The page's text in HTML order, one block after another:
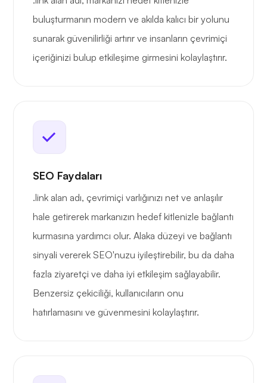
buluşturmanın modern ve akılda kalıcı bir yolunu
sunarak güvenilirliği artırır ve insanların çevrimiçi
içeriğinizi bulup etkileşime girmesini kolaylaştırır.
SEO Faydaları
.link alan adı, çevrimiçi varlığınızı net ve anlaşılır
hale getirerek markanızın hedef kitlenizle bağlantı
kurmasına yardımcı olur. Alaka düzeyi ve bağlantı
sinyali vererek SEO'nuzu iyileştirebilir, bu da daha
fazla ziyaretçi ve daha iyi etkileşim sağlayabilir.
Benzersiz çekiciliği, kullanıcıların onu
hatırlamasını ve güvenmesini kolaylaştırır.